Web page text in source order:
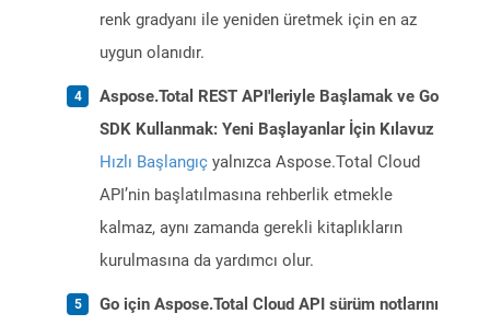
renk gradyanı ile yeniden üretmek için en az
uygun olanıdır.
Aspose.Total REST API'leriyle Başlamak ve Go
SDK Kullanmak: Yeni Başlayanlar İçin Kılavuz
Hızlı Başlangıç yalnızca Aspose.Total Cloud
API’nin başlatılmasına rehberlik etmekle
kalmaz, aynı zamanda gerekli kitaplıkların
kurulmasına da yardımcı olur.
Go için Aspose.Total Cloud API sürüm notlarını